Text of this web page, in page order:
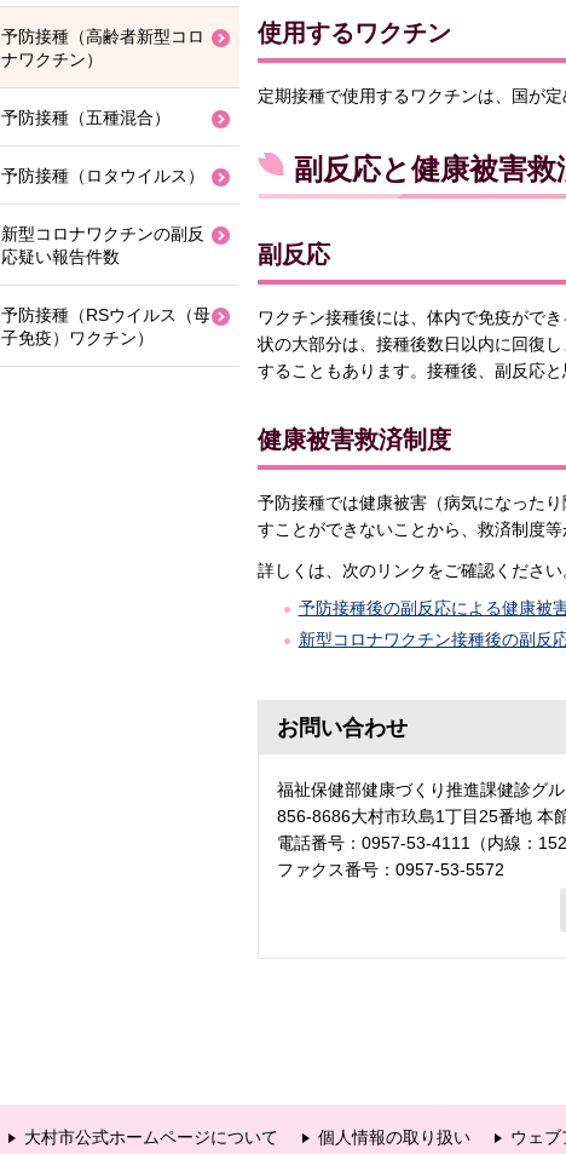
使用するワクチン
定期接種で使用するワクチンは、国が
副反応と健康被害救
副反応
ワクチン接種後には、体内で免疫がで
状の大部分は、接種後数日以内に回復
することもあります。接種後、副反応
健康被害救済制度
予防接種では健康被害（病気になった
すことができないことから、救済制度等
詳しくは、次のリンクをご確認ください
予防接種後の副反応による健康被
新型コロナワクチン接種後の副反
お問い合わせ
福祉保健部健康づくり推進課健診グ
856-8686大村市玖島1丁目25番地 本
電話番号：0957-53-4111（内線：
ファクス番号：0957-53-5572
予防接種（高齢者新型コロ
ナワクチン）
予防接種（五種混合）
予防接種（ロタウイルス）
新型コロナワクチンの副反
応疑い報告件数
予防接種（RSウイルス（母
子免疫）ワクチン）
大村市公式ホームページについて 個人情報の取り扱い ウェ